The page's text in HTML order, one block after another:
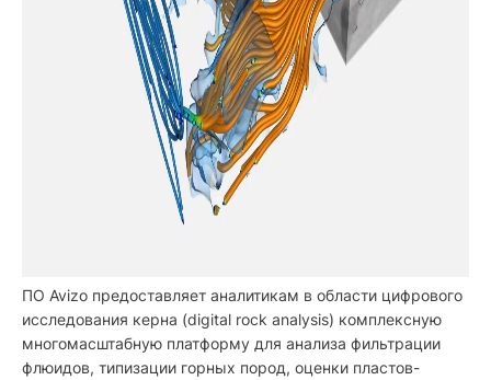
ПО Avizo предоставляет аналитикам в области цифрового
исследования керна (digital rock analysis) комплексную
многомасштабную платформу для анализа фильтрации
флюидов, типизации горных пород, оценки пластов-